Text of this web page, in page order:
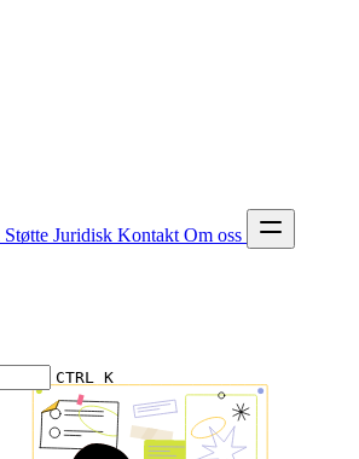
Støtte Juridisk Kontakt Om oss
CTRL K